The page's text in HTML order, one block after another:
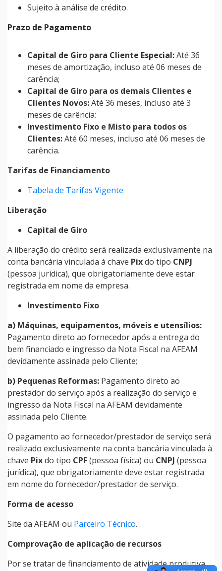
Sujeito à análise de crédito.
Prazo de Pagamento
Capital de Giro para Cliente Especial:Até 36
meses de amortização, incluso até 06 meses de
carência;
Capital de Giro para os demais Clientes e
Clientes Novos:Até 36 meses, incluso até 3
meses de carência;
Investimento Fixo e Misto para todos os
Clientes:Até 60 meses, incluso até 06 meses de
carência.
Tarifas de Financiamento
Tabela de Tarifas Vigente
Liberação
Capital de Giro
A liberação do crédito será realizada exclusivamente na
conta bancária vinculada à chave Pixdo tipo CNPJ
(pessoa jurídica), que obrigatoriamente deve estar
registrada em nome da empresa.
Investimento Fixo
a) Máquinas, equipamentos, móveis e utensílios:
Pagamento direto ao fornecedor após a entrega do
bem financiado e ingresso da Nota Fiscal na AFEAM
devidamente assinada pelo Cliente;
b) Pequenas Reformas: Pagamento direto ao
prestador do serviço após a realização do serviço e
ingresso da Nota Fiscal na AFEAM devidamente
assinada pelo Cliente.
O pagamento ao fornecedor/prestador de serviço será
realizado exclusivamente na conta bancária vinculada à
chave Pixdo tipo CPF(pessoa física) ou CNPJ (pessoa
jurídica), que obrigatoriamente deve estar registrada
em nome do fornecedor/prestador de serviço.
Forma de acesso
Site da AFEAM ou Parceiro Técnico.
Comprovação de aplicação de recursos
Por se tratar de financiamento de atividade produtiva,